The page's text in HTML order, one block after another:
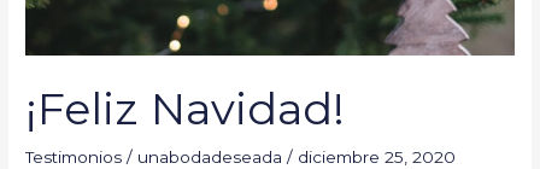
¡Feliz Navidad!
Testimonios / unabodadeseada/ diciembre 25, 2020